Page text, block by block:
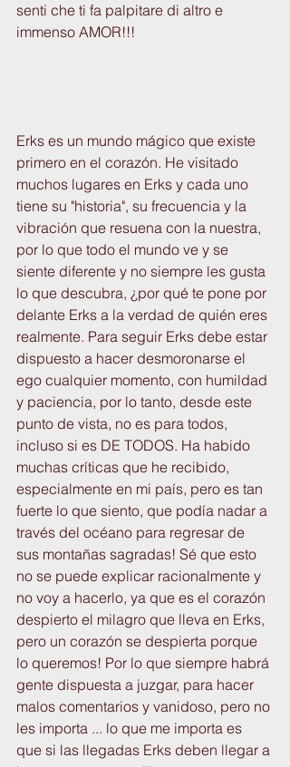
senti che ti fa palpitare di altro e
immenso AMOR!!!
Erks es un mundo mágico que existe
primero en el corazón. He visitado
muchos lugares en Erks y cada uno
tiene su "historia", su frecuencia y la
vibración que resuena con la nuestra,
por lo que todo el mundo ve y se
siente diferente y no siempre les gusta
lo que descubra, ¿por qué te pone por
delante Erks a la verdad de quién eres
realmente. Para seguir Erks debe estar
dispuesto a hacer desmoronarse el
ego cualquier momento, con humildad
y paciencia, por lo tanto, desde este
punto de vista, no es para todos,
incluso si es DE TODOS. Ha habido
muchas críticas que he recibido,
especialmente en mi país, pero es tan
fuerte lo que siento, que podía nadar a
través del océano para regresar de
sus montañas sagradas! Sé que esto
no se puede explicar racionalmente y
no voy a hacerlo, ya que es el corazón
despierto el milagro que lleva en Erks,
pero un corazón se despierta porque
lo queremos! Por lo que siempre habrá
gente dispuesta a juzgar, para hacer
malos comentarios y vanidoso, pero no
les importa ... lo que me importa es
que si las llegadas Erks deben llegar a